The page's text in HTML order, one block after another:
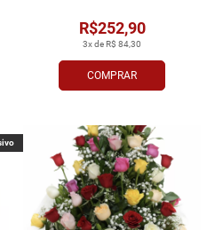
COMPRAR
3x de R$ 84,30
R$252,90